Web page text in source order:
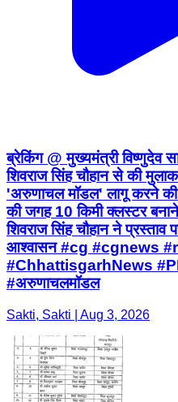
ब्रेकिंग @ मुख्यमंत्री विष्णुदेव
शिवराज सिंह चौहान से की
'अरुणाचल मॉडल' लागू करने
की जगह 10 किमी क्लस्टर
शिवराज सिंह चौहान ने प्रस्ताव
आश्वासन #cg #cgnews
#ChhattisgarhNews
#अरुणाचलमॉडल
Sakti, Sakti | Aug 3, 2026